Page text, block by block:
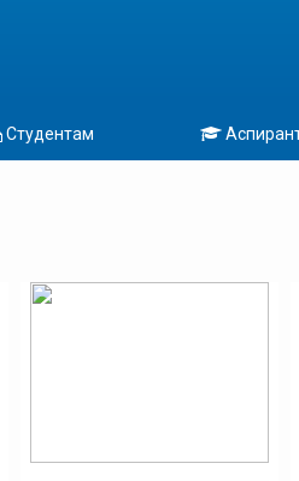
Студентам